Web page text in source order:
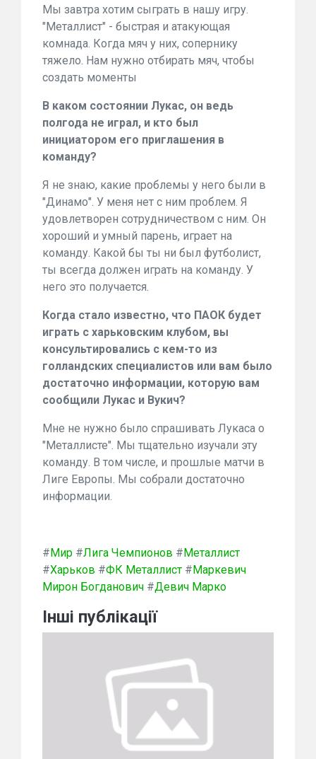
Мы завтра хотим сыграть в нашу игру.
"Металлист" - быстрая и атакующая
комнада. Когда мяч у них, сопернику
тяжело. Нам нужно отбирать мяч, чтобы
создать моменты
В каком состоянии Лукас, он ведь
полгода не играл, и кто был
инициатором его приглашения в
команду?
Я не знаю, какие проблемы у него были в
"Динамо". У меня нет с ним проблем. Я
удовлетворен сотрудничеством с ним. Он
хороший и умный парень, играет на
команду. Какой бы ты ни был футболист,
ты всегда должен играть на команду. У
него это получается.
Когда стало известно, что ПАОК будет
играть с харьковским клубом, вы
консультировались с кем-то из
голландских специалистов или вам было
достаточно информации, которую вам
сообщили Лукас и Вукич?
Мне не нужно было спрашивать Лукаса о
"Металлисте". Мы тщательно изучали эту
команду. В том числе, и прошлые матчи в
Лиге Европы. Мы собрали достаточно
информации.
#Мир #Лига Чемпионов #Металлист
#Харьков #ФК Металлист #Маркевич
Мирон Богданович #Девич Марко
Інші публікації